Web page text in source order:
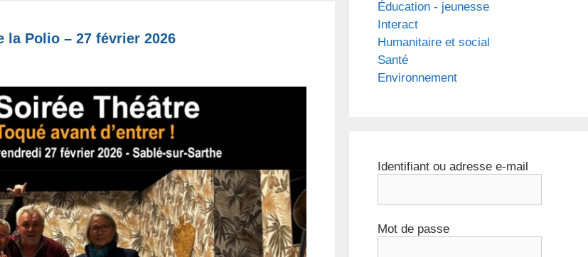
Polio – 27 février 2026
Éducation - jeunesse
Interact
Humanitaire et social
Santé
Environnement
Identifiant ou adresse e-mail
Mot de passe